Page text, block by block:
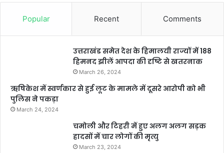
Popular Recent Comments
उत्तराखंड समेत देश के हिमालयी राज्यों में 188
हिमनद झीलें आपदा की दृष्टि से खतरनाक
March 26, 2024
ऋषिकेश में स्वर्णकार से हुई लूट के मामले में दूसरे आरोपी को भी
पुलिस ने पकड़ा
March 24, 2024
चमोली और टिहरी में हुए अलग अलग सड़क
हादसों में चार लोगों की मृत्यु
March 23, 2024